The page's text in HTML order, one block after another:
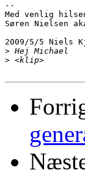
--
Med venlig
Søren Nielsen
2009/5/5 Niels
>
>